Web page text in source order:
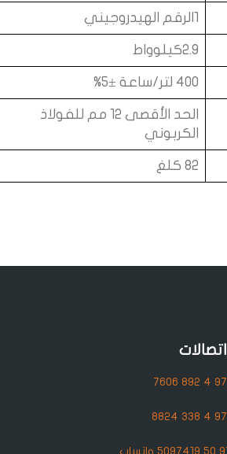
1الرقم الهيدروجيني
2.9كيلوواط
400 لتر/ساعة ±5%
الحد الأقصى 12 مم للفولاذ
الكربوني
82 كلغ